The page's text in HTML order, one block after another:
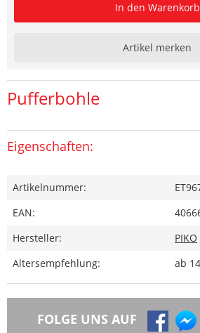
In den Warenkorb
Artikel merken
Pufferbohle
Eigenschaften:
Artikelnummer:
EAN:
Hersteller:
PIKO
Altersempfehlung:
ab
FOLGE UNS AUF